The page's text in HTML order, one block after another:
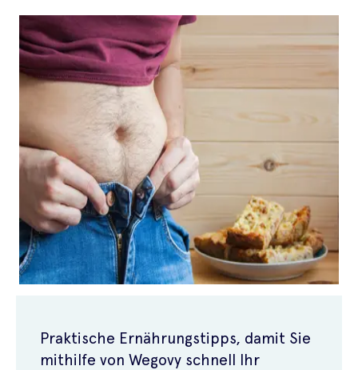
Praktische Ernährungstipps, damit Sie
mithilfe von Wegovy schnell Ihr